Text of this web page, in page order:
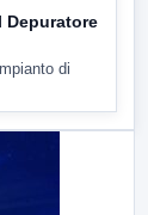
Depuratore
di